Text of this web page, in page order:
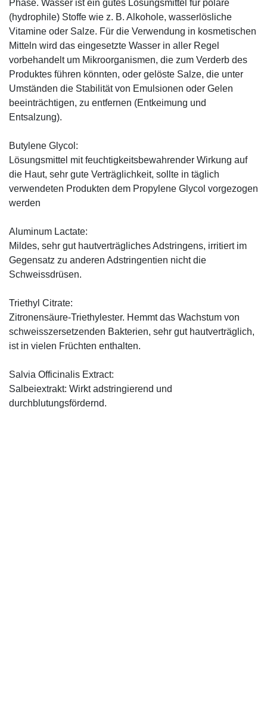
Phase. Wasser ist ein gutes Lösungsmittel für polare
(hydrophile) Stoffe wie z. B. Alkohole, wasserlösliche
Vitamine oder Salze. Für die Verwendung in kosmetischen
Mitteln wird das eingesetzte Wasser in aller Regel
vorbehandelt um Mikroorganismen, die zum Verderb des
Produktes führen könnten, oder gelöste Salze, die unter
Umständen die Stabilität von Emulsionen oder Gelen
beeinträchtigen, zu entfernen (Entkeimung und
Entsalzung).
Butylene Glycol:
Lösungsmittel mit feuchtigkeitsbewahrender Wirkung auf
die Haut, sehr gute Verträglichkeit, sollte in täglich
verwendeten Produkten dem Propylene Glycol vorgezogen
werden
Aluminum Lactate:
Mildes, sehr gut hautverträgliches Adstringens, irritiert im
Gegensatz zu anderen Adstringentien nicht die
Schweissdrüsen.
Triethyl Citrate:
Zitronensäure-Triethylester. Hemmt das Wachstum von
schweisszersetzenden Bakterien, sehr gut hautverträglich,
ist in vielen Früchten enthalten.
Salvia Officinalis Extract:
Salbeiextrakt: Wirkt adstringierend und
durchblutungsfördernd.